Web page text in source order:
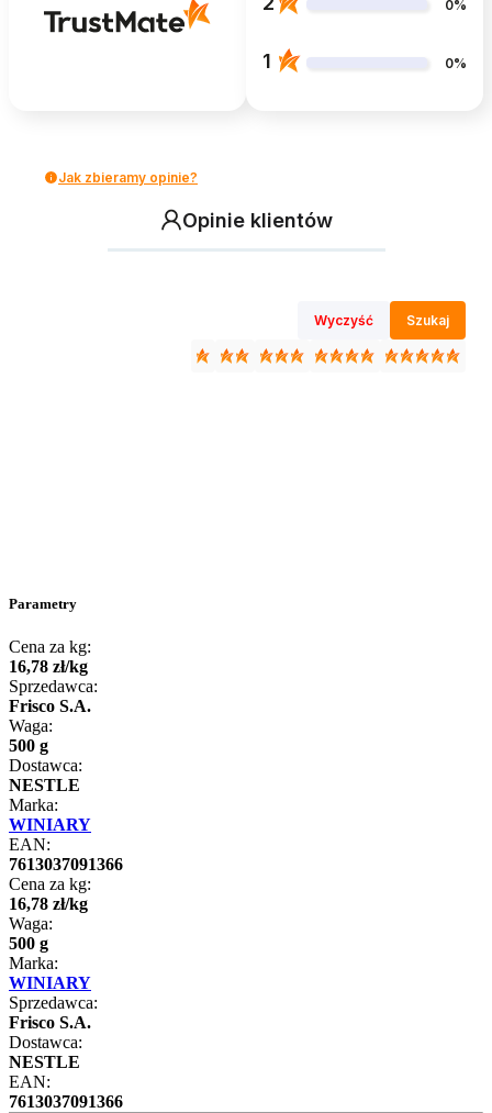
0%
1 0%
Jak zbieramy opinie?
Opinie klientów
Wyczyść Szukaj
Parametry
Cena za kg:
16,78 zł/kg
Sprzedawca:
Frisco S.A.
Waga:
500 g
Dostawca:
NESTLE
Marka:
WINIARY
EAN:
7613037091366
Cena za kg:
16,78 zł/kg
Waga:
500 g
Marka:
WINIARY
Sprzedawca:
Frisco S.A.
Dostawca:
NESTLE
EAN:
7613037091366